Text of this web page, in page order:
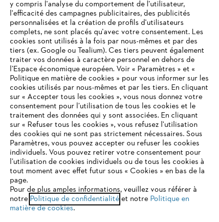
VOTRE NAVIGATEUR INTERNET
N'EST PLUS PRIS EN CHARGE
Vous utilisez un navigateur Internet que nous ne prenons plus
en charge, et certaines fonctionnalités de notre site ne
peuvent fonctionner correctement. Pour une utilisation
optimale de notre site, nous vous recommandons de passer à
l'un des navigateurs suivants :
y compris l'analyse du comportement de l'utilisateur,
l'efficacité des campagnes publicitaires, des publicités
personnalisées et la création de profils d'utilisateurs
complets, ne sont placés qu'avec votre consentement. Les
cookies sont utilisés à la fois par nous-mêmes et par des
tiers (ex. Google ou Tealium). Ces tiers peuvent également
traiter vos données à caractère personnel en dehors de
l’Espace économique européen. Voir « Paramètres » et «
Politique en matière de cookies » pour vous informer sur les
cookies utilisés par nous-mêmes et par les tiers. En cliquant
sur « Accepter tous les cookies », vous nous donnez votre
consentement pour l’utilisation de tous les cookies et le
traitement des données qui y sont associées. En cliquant
sur « Refuser tous les cookies », vous refusez l'utilisation
des cookies qui ne sont pas strictement nécessaires. Sous
Paramètres, vous pouvez accepter ou refuser les cookies
individuels. Vous pouvez retirer votre consentement pour
l’utilisation de cookies individuels ou de tous les cookies à
tout moment avec effet futur sous « Cookies » en bas de la
page.
Pour de plus amples informations, veuillez vous référer à
notre Politique de confidentialitéet notre Politique en
matière de cookies.